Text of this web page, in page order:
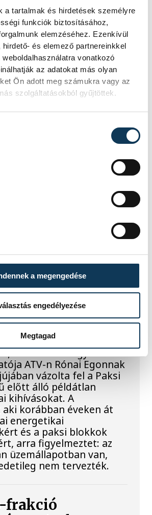
a tartalmak és hirdetések személyre
funkciók biztosításához,
elemzéséhez. Ezenkívül
és elemező partnereinkkel
vonatkozó
az adatokat más olyan
Ön adott meg számukra vagy az
szolgáltatásokból gyűjtöttek.
a megengedése
engedélyezése
Megtagad
Egy fonyódi hely nyert...
az elemzőket
inflációs adatok
értékelték
júliusi, 1,2 százalékos
leletek az
vízállása miatt
német DKW NZ 350-1
elő a
egy közel féltonnás brit
elő.
a Dunán: Mi
ha leáll Paks?
az MVM Zrt. egykori
ATV-n Rónai Egonnak
vázolta fel a Paksi
előtt álló példátlan
kihívásokat. A
aki korábban éveken át
energetikai
és a paksi blokkok
arra figyelmeztet: az
üzemállapotban van,
nem tervezték.
frakció